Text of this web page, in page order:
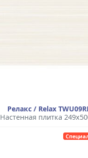
Релакс / Relax
Настенная плитка